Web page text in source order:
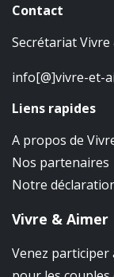
Contact
Secrétariat Vivre
info[@]vivre-et-
Liens rapides
A propos de
Nos partenaires
Notre
Vivre & Aimer
Venez participer